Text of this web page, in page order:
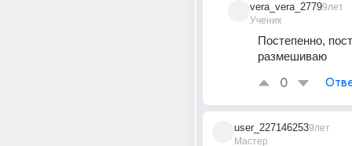
vera_vera_2779
Ученик
9лет
Постепенно,
размешиваю
0
user_227146253
Мастер
9лет